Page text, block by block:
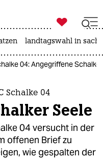

taz zahl ich
landtagswahl in
04: Angegriffene
Schalke 04
Seele
04 versucht in der
offenen Brief zu
wie gespalten der